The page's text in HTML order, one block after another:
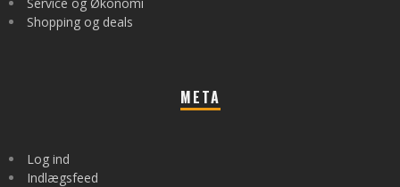
Shopping og deals
META
Log ind
Indlægsfeed